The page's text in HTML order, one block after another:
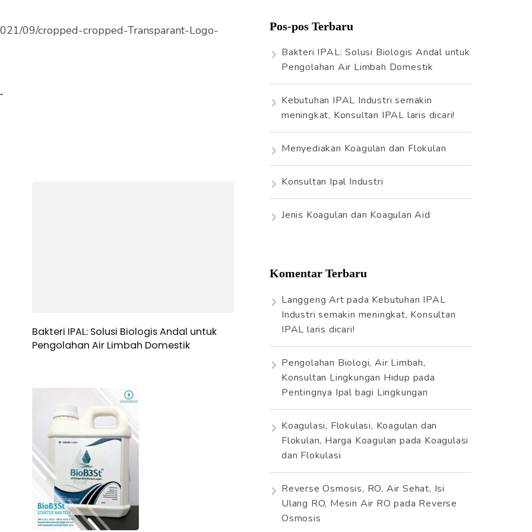
09/cropped-cropped-Transparant-Logo-
Bakteri IPAL: Solusi Biologis Andal untuk
Pengolahan Air Limbah Domestik
u
t
k
:
Pos-pos Terbaru
Bakteri IPAL: Solusi Biologis Andal untuk
Pengolahan Air Limbah Domestik
Kebutuhan IPAL Industri semakin
meningkat, Konsultan IPAL laris dicari!
Menyediakan Koagulan dan Flokulan
Konsultan Ipal Industri
Jenis Koagulan dan Koagulan Aid
Komentar Terbaru
Langgeng Art pada Kebutuhan IPAL
Industri semakin meningkat, Konsultan
IPAL laris dicari!
Pengolahan Biologi, Air Limbah,
Konsultan Lingkungan Hidup pada
Pentingnya Ipal bagi Lingkungan
Koagulasi, Flokulasi, Koagulan dan
Flokulan, Harga Koagulan pada Koagulasi
dan Flokulasi
Reverse Osmosis, RO, Air Sehat, Isi
Ulang RO, Mesin Air RO pada Reverse
Osmosis